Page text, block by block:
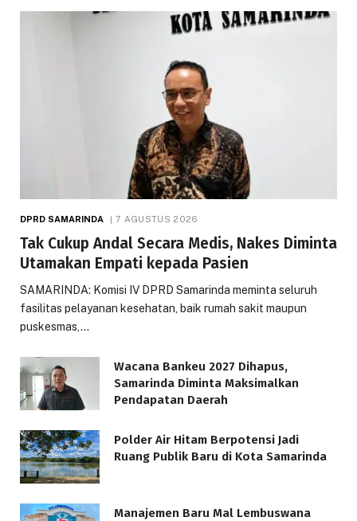
DPRD SAMARINDA 7 AGUSTUS 2026
Tak Cukup Andal Secara Medis, Nakes Diminta
Utamakan Empati kepada Pasien
SAMARINDA: Komisi IV DPRD Samarinda meminta seluruh
fasilitas pelayanan kesehatan, baik rumah sakit maupun
puskesmas,…
Wacana Bankeu 2027 Dihapus,
Samarinda Diminta Maksimalkan
Pendapatan Daerah
Polder Air Hitam Berpotensi Jadi
Ruang Publik Baru di Kota Samarinda
Manajemen Baru Mal Lembuswana